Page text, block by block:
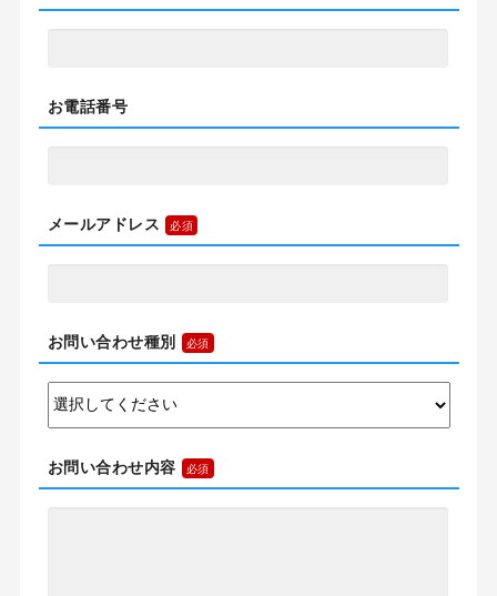
お電話番号
メールアドレス
お問い合わせ種別
お問い合わせ内容